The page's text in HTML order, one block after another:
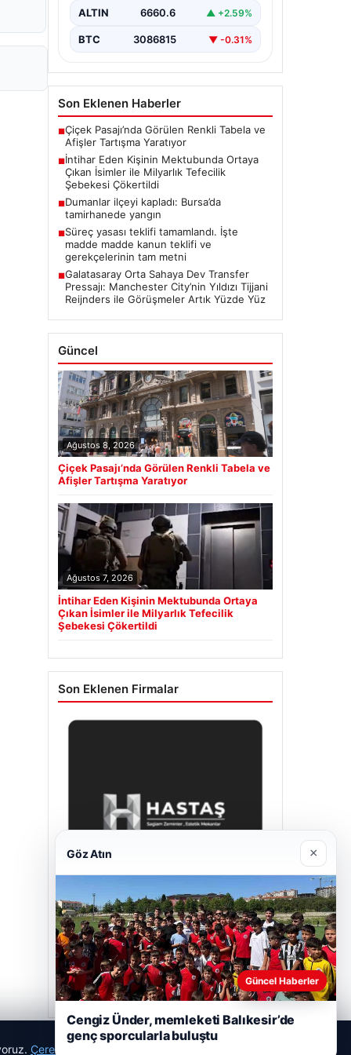
belirterek yaşamına son veren bir
yer alan…
ALTIN 6660.6 ▲ +2.59%
BTC 3086815 ▼ -0.31%
Son Eklenen Haberler
■Çiçek Pasajı’nda Görülen Renkli Tabela ve
Afişler Tartışma Yaratıyor
■İntihar Eden Kişinin Mektubunda Ortaya
Çıkan İsimler ile Milyarlık Tefecilik
Şebekesi Çökertildi
■Dumanlar ilçeyi kapladı: Bursa’da
tamirhanede yangın
■Süreç yasası teklifi tamamlandı. İşte
madde madde kanun teklifi ve
gerekçelerinin tam metni
■Galatasaray Orta Sahaya Dev Transfer
Pressajı: Manchester City’nin Yıldızı Tijjani
Reijnders ile Görüşmeler Artık Yüzde Yüz
Güncel
Ağustos 8, 2026
Çiçek Pasajı’nda Görülen Renkli Tabela ve
Afişler Tartışma Yaratıyor
Ağustos 7, 2026
İntihar Eden Kişinin Mektubunda Ortaya
Çıkan İsimler ile Milyarlık Tefecilik
Şebekesi Çökertildi
Son Eklenen Firmalar
Hastaş Beton
Mayıs 26, 2026
Çerez Politikamız
Göz Atın ×
Güncel Haberler
Cengiz Ünder, memleketi Balıkesir’de
genç sporcularla buluştu